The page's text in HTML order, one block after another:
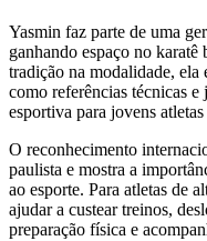
Yasmin faz parte de uma
ganhando espaço no
tradição na modalidade,
como referências técnicas
esportiva para jovens
O reconhecimento
paulista e mostra a
ao esporte. Para atletas de
ajudar a custear treinos,
preparação física e